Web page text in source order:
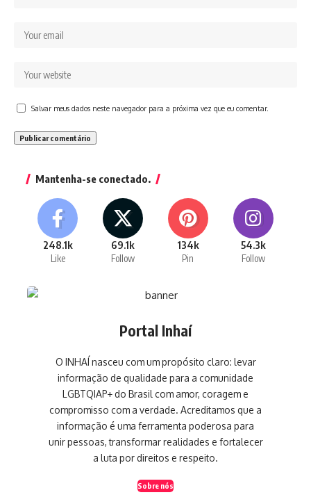
Salvar meus dados neste navegador para a próxima vez que eu comentar.
Mantenha-se conectado.
248.1k
Like
69.1k
Follow
134k
Pin
54.3k
Follow
Portal Inhaí
O INHAÍ nasceu com um propósito claro: levar
informação de qualidade para a comunidade
LGBTQIAP+ do Brasil com amor, coragem e
compromisso com a verdade. Acreditamos que a
informação é uma ferramenta poderosa para
unir pessoas, transformar realidades e fortalecer
a luta por direitos e respeito.
Sobre nós